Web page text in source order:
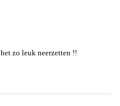
zo leuk neerzetten !!